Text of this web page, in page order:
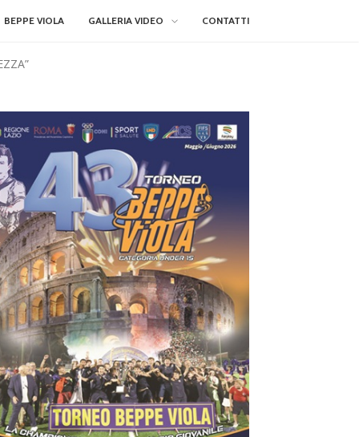
BEPPE VIOLA GALLERIA VIDEO CONTATTI